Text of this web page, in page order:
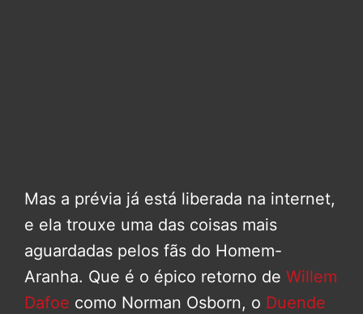
Mas a prévia já está liberada na internet,
e ela trouxe uma das coisas mais
aguardadas pelos fãs do Homem-
Aranha. Que é o épico retorno de Willem
Dafoe como Norman Osborn, o Duende